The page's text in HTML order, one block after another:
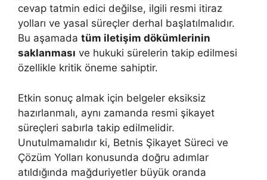
cevap tatmin edici değilse, ilgili resmi itiraz
yolları ve yasal süreçler derhal başlatılmalıdır.
Bu aşamada tüm iletişim dökümlerinin
saklanması ve hukuki sürelerin takip edilmesi
özellikle kritik öneme sahiptir.
Etkin sonuç almak için belgeler eksiksiz
hazırlanmalı, aynı zamanda resmi şikayet
süreçleri sabırla takip edilmelidir.
Unutulmamalıdır ki, Betnis Şikayet Süreci ve
Çözüm Yolları konusunda doğru adımlar
atıldığında mağduriyetler büyük oranda